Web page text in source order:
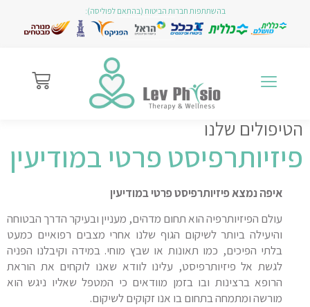
בהשתתפות חברות הביטוח (בהתאם לפוליסה):
הטיפולים שלנו
פיזיותרפיסט פרטי במודיעין
איפה נמצא פיזיותרפיסט פרטי במודיעין
עולם הפיזיותרפיה הוא תחום מדהים, מעניין ובעיקר הדרך הבטוחה
והיעילה ביותר לשיקום הגוף שלנו אחרי מצבים רפואיים כמעט
בלתי הפיכים, כמו תאונות או שבץ מוחי. במידה וקיבלנו הפניה
לגשת אל פיזיותרפיסט, עלינו לוודא שאנו לוקחים את הוראת
הרופא ברצינות ובו בזמן מוודאים כי המטפל שאליו ניגש הוא
מורשה ומתמחה בתחום בו אנו זקוקים לשיקום.